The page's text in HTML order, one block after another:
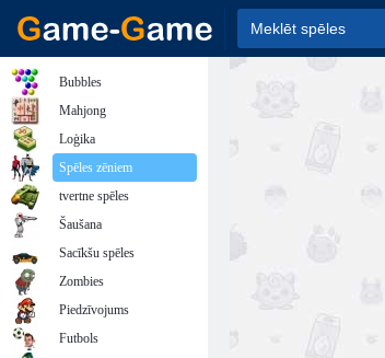
Bubbles
Mahjong
Loģika
Spēles zēniem
tvertne spēles
Šaušana
Sacīkšu spēles
Zombies
Piedzīvojums
Futbols